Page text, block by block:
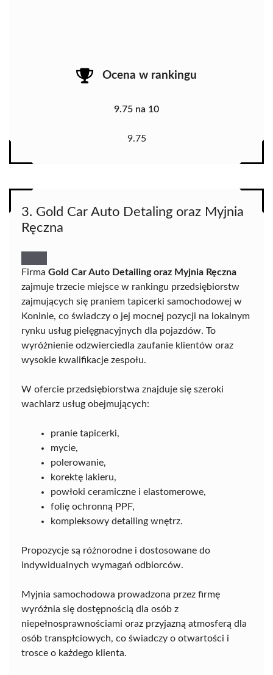
Ocena w rankingu
9.75 na 10
9.75
3. Gold Car Auto Detaling oraz Myjnia
Ręczna
Firma Gold Car Auto Detailing oraz Myjnia Ręczna
zajmuje trzecie miejsce w rankingu przedsiębiorstw
zajmujących się praniem tapicerki samochodowej w
Koninie, co świadczy o jej mocnej pozycji na lokalnym
rynku usług pielęgnacyjnych dla pojazdów. To
wyróżnienie odzwierciedla zaufanie klientów oraz
wysokie kwalifikacje zespołu.
W ofercie przedsiębiorstwa znajduje się szeroki
wachlarz usług obejmujących:
pranie tapicerki,
mycie,
polerowanie,
korektę lakieru,
powłoki ceramiczne i elastomerowe,
folię ochronną PPF,
kompleksowy detailing wnętrz.
Propozycje są różnorodne i dostosowane do
indywidualnych wymagań odbiorców.
Myjnia samochodowa prowadzona przez firmę
wyróżnia się dostępnością dla osób z
niepełnosprawnościami oraz przyjazną atmosferą dla
osób transpłciowych, co świadczy o otwartości i
trosce o każdego klienta.